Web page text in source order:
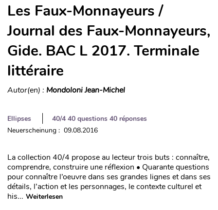
Les Faux-Monnayeurs /
Journal des Faux-Monnayeurs,
Gide. BAC L 2017. Terminale
littéraire
Autor(en) : Mondoloni Jean-Michel
Ellipses
40/4 40 questions 40 réponses
Neuerscheinung : 09.08.2016
La collection 40/4 propose au lecteur trois buts : connaître,
comprendre, construire une réflexion • Quarante questions
pour connaître l’oeuvre dans ses grandes lignes et dans ses
détails, l’action et les personnages, le contexte culturel et
his... Weiterlesen